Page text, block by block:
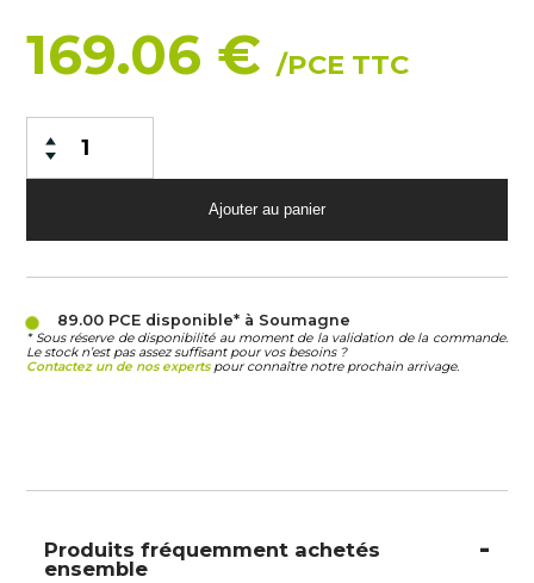
169.06 €/PCE TTC
89.00 PCEdisponible* à Soumagne
* Sous réserve de disponibilité au moment de la validation de la commande.
Le stock n’est pas assez suffisant pour vos besoins ?
Contactez un de nos expertspour connaître notre prochain arrivage.
Produits fréquemment achetés
ensemble